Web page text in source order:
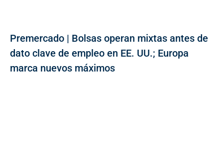
Premercado | Bolsas operan mixtas antes de
dato clave de empleo en EE. UU.; Europa
marca nuevos máximos